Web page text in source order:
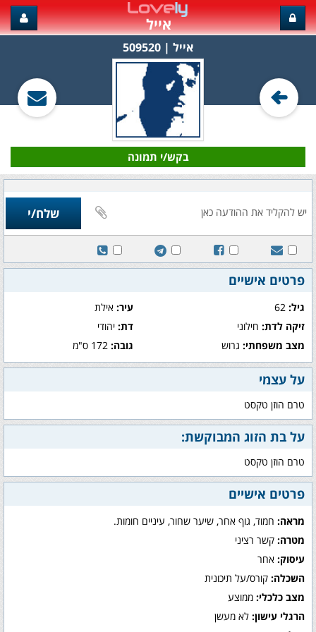
אייל
אייל‏ | 509520
בקש/י תמונה
פרטים אישיים
גיל: עיר:אילת
זיקה לדת: חילוני דת:יהודי
מצב משפחתי: גרוש גובה:172 ס"מ
על עצמי
טרם הוזן טקסט
על בת הזוג המבוקשת:
טרם הוזן טקסט
פרטים אישיים
מראה: חמוד, גוף אחר, שיער שחור, עיניים חומות.
מטרה: קשר רציני
עיסוק: אחר
השכלה: קורס/על תיכונית
מצב כלכלי: ממוצע
הרגלי עישון: לא מעשן